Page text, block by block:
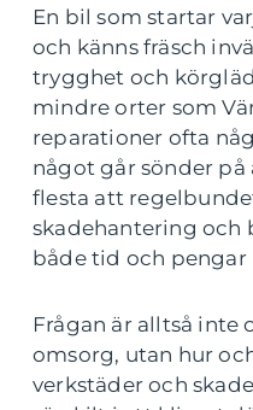
En bil som startar
och känns fräsch
trygghet och
mindre orter som
reparationer ofta
något går sönder
flesta att
skadehantering och
både tid och pengar
Frågan är alltså inte
omsorg, utan hur
verkstäder och